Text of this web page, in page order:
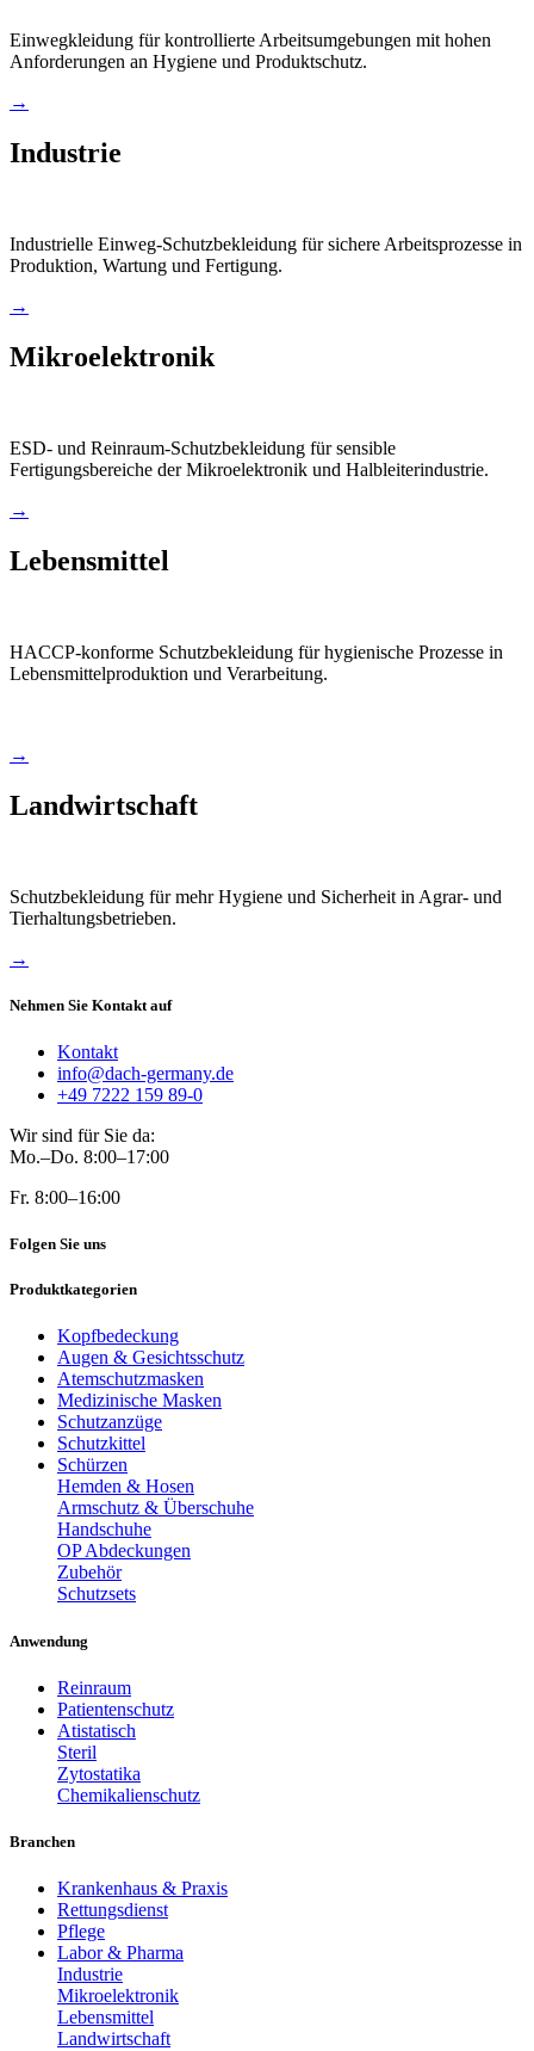
Einwegkleidung für kontrollierte Arbeitsumgebungen mit hohen
Anforderungen an Hygiene und Produktschutz.
→
Industrie
Industrielle Einweg-Schutzbekleidung für sichere Arbeitsprozesse in
Produktion, Wartung und Fertigung.
→
Mikroelektronik
ESD- und Reinraum-Schutzbekleidung für sensible
Fertigungsbereiche der Mikroelektronik und Halbleiterindustrie.
→
Lebensmittel
HACCP-konforme Schutzbekleidung für hygienische Prozesse in
Lebensmittelproduktion und Verarbeitung.
→
Landwirtschaft
Schutzbekleidung für mehr Hygiene und Sicherheit in Agrar- und
Tierhaltungsbetrieben.
→
Nehmen Sie Kontakt auf
Kontakt
info@dach-germany.de
+49 7222 159 89-0
Wir sind für Sie da:
Mo.–Do. 8:00–17:00
Fr. 8:00–16:00
Folgen Sie uns
Produktkategorien
Kopfbedeckung
Augen & Gesichtsschutz
Atemschutzmasken
Medizinische Masken
Schutzanzüge
Schutzkittel
Schürzen
Hemden & Hosen
Armschutz & Überschuhe
Handschuhe
OP Abdeckungen
Zubehör
Schutzsets
Anwendung
Reinraum
Patientenschutz
Atistatisch
Steril
Zytostatika
Chemikalienschutz
Branchen
Krankenhaus & Praxis
Rettungsdienst
Pflege
Labor & Pharma
Industrie
Mikroelektronik
Lebensmittel
Landwirtschaft